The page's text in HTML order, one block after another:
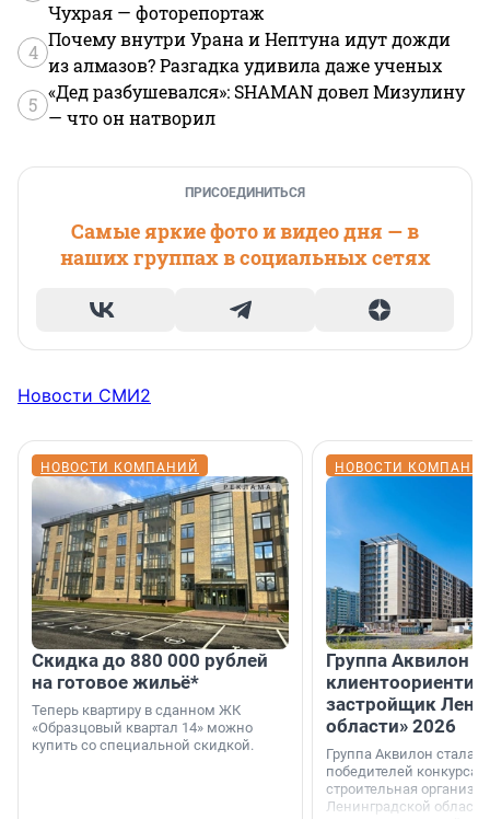
Чухрая — фоторепортаж
4
Почему внутри Урана и Нептуна идут дожди
из алмазов? Разгадка удивила даже ученых
5
«Дед разбушевался»: SHAMAN довел Мизулину
— что он натворил
ПРИСОЕДИНИТЬСЯ
Самые яркие фото и видео дня — в
наших группах в социальных сетях
Новости СМИ2
НОВОСТИ КОМПАНИЙ
Скидка до 880 000 рублей
на готовое жильё*
Теперь квартиру в сданном ЖК
«Образцовый квартал 14» можно
купить со специальной скидкой.
НОВОСТИ
Группа Аквилон
застройщик
области» 2026
Группа Аквилон стала
победителей конкурса
строительная
Ленинградской области